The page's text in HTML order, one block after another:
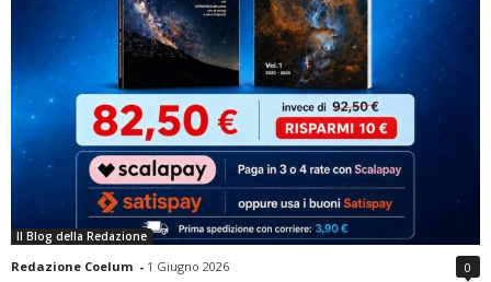
Il Blog della Redazione
Redazione Coelum - 1 Giugno 2026 0